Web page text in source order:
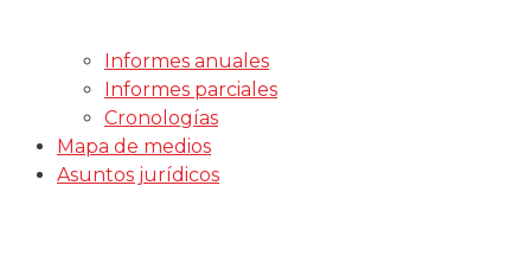
Informes anuales
Informes parciales
Cronologías
Mapa de medios
Asuntos jurídicos